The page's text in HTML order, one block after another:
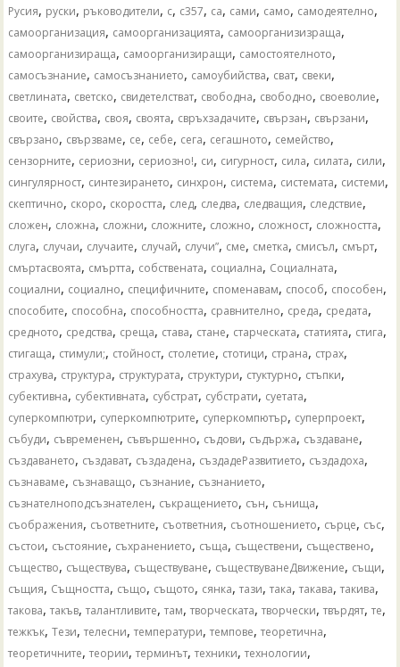
Русия, руски, ръководители, с, с357, са, сами, само, самодеятелно,
самоорганизация, самоорганизацията, самоорганизизраща,
самоорганизираща, самоорганизиращи, самостоятелното,
самосъзнание, самосъзнанието, самоубийства, сват, свеки,
светлината, светско, свидетелстват, свободна, свободно, своеволие,
своите, свойства, своя, своята, свръхзадачите, свързан, свързани,
свързано, свързваме, се, себе, сега, сегашното, семейство,
сензорните, сериозни, сериозно!, си, сигурност, сила, силата, сили,
сингулярност, синтезирането, синхрон, система, системата, системи,
скептично, скоро, скоростта, след, следва, следващия, следствие,
сложен, сложна, сложни, сложните, сложно, сложност, сложността,
слуга, случаи, случаите, случай, случи”, сме, сметка, смисъл, смърт,
смъртасвоята, смъртта, собствената, социална, Социалната,
социални, социално, специфичните, споменавам, способ, способен,
способите, способна, способността, сравнително, среда, средата,
средното, средства, среща, става, стане, старческата, статията, стига,
стигаща, стимули;, стойност, столетие, стотици, страна, страх,
страхува, структура, структурата, структури, стуктурно, стъпки,
субективна, субективната, субстрат, субстрати, суетата,
суперкомпютри, суперкомпютрите, суперкомпютър, суперпроект,
събуди, съвременен, съвършенно, съдови, съдържа, създаване,
създаването, създават, създадена, създадеРазвитието, създадоха,
съзнаваме, съзнаващо, съзнание, съзнанието,
съзнателноподсъзнателен, съкращението, сън, сънища,
съображения, съответните, съответния, съотношението, сърце, със,
състои, състояние, съхранението, съща, съществени, съществено,
същество, съществува, съществуване, съществуванеДвижение, същи,
същия, Същността, също, същото, сянка,тази,така,такава,такива,
такова,такъв,талантливите,там,творческата,творчески,твърдят,те,
тежкък,Тези,телесни,температури,темпове,теоретична,
теоретичните,теории,терминът,техники,технологии,